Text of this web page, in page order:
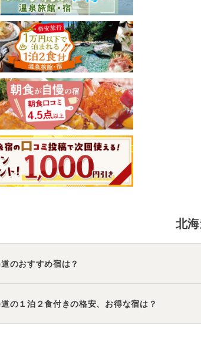
北
のおすすめ宿は？
渓ビューホテル」・「 ホテル大平原 」
の１泊２食付きの格安、お得な宿は？